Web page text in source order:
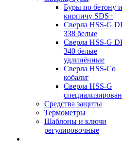
Буры по бетону и
кирпичу SDS+
Сверла HSS-G
338 белые
Сверла HSS-G
340 белые
удлинённые
Сверла HSS-Co
кобальт
Сверла HSS-G
Средства защиты
Термометры
Шаблоны и ключи
регулировочные